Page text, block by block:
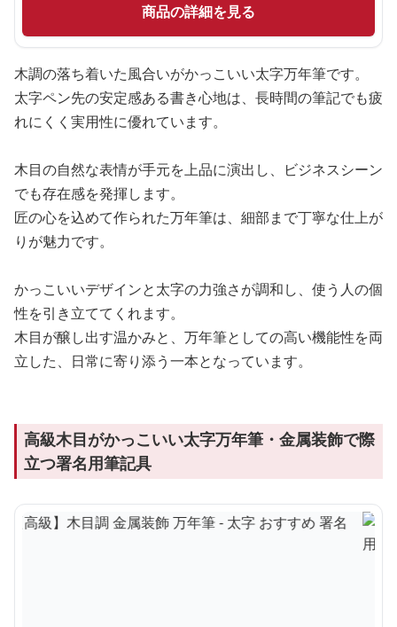
商品の詳細を見る
木調の落ち着いた風合いがかっこいい太字万年筆です。
太字ペン先の安定感ある書き心地は、長時間の筆記でも疲
れにくく実用性に優れています。
木目の自然な表情が手元を上品に演出し、ビジネスシーン
でも存在感を発揮します。
匠の心を込めて作られた万年筆は、細部まで丁寧な仕上が
りが魅力です。
かっこいいデザインと太字の力強さが調和し、使う人の個
性を引き立ててくれます。
木目が醸し出す温かみと、万年筆としての高い機能性を両
立した、日常に寄り添う一本となっています。
高級木目がかっこいい太字万年筆・金属装飾で際
立つ署名用筆記具